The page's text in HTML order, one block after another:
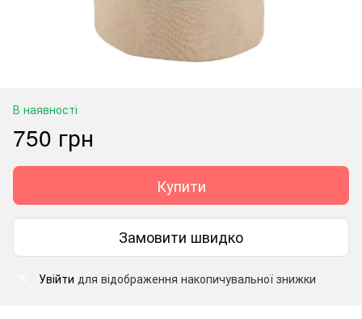
В наявності
750 грн
Купити
Замовити швидко
Увійти для відображення накопичувальної знижки